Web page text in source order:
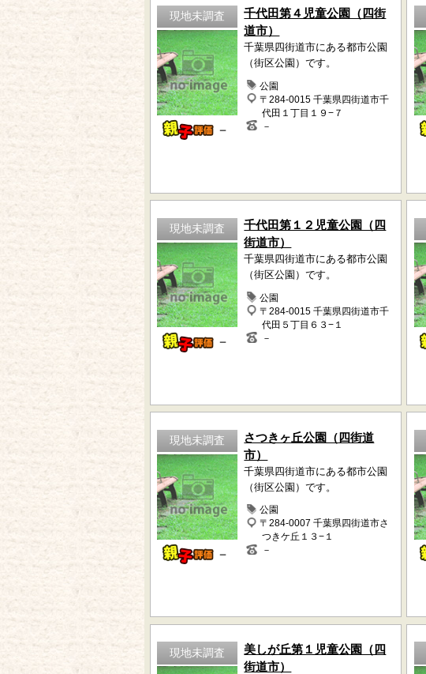
現地未調査
－
千代田第４児童公園（四街
道市）
千葉県四街道市にある都市公園
（街区公園）です。
公園
〒284-0015 千葉県四街道市千
代田１丁目１９−７
－
現地未調査
－
千代田第１２児童公園（四
街道市）
千葉県四街道市にある都市公園
（街区公園）です。
公園
〒284-0015 千葉県四街道市千
代田５丁目６３−１
－
現地未調査
－
さつきヶ丘公園（四街道
市）
千葉県四街道市にある都市公園
（街区公園）です。
公園
〒284-0007 千葉県四街道市さ
つきケ丘１３−１
－
現地未調査
美しが丘第１児童公園（四
街道市）